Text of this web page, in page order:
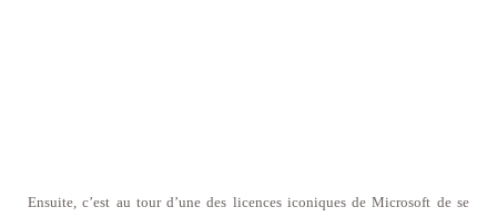
Ensuite, c’est au tour d’une des licences iconiques de Microsoft de se